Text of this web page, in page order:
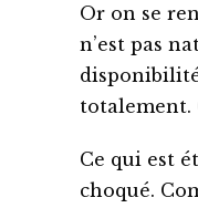
Or on se
n’est pas
totalement.
Ce qui est
choqué.